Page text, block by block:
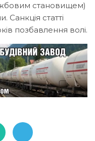
становищем)
Санкція статті
позбавлення волі.